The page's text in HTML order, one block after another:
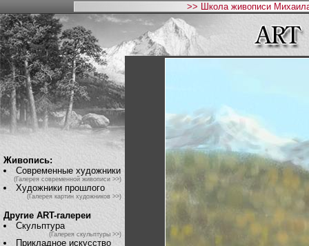
>> Школа живописи
Живопись:
Современные художники
(Галерея современной живописи >>)
Художники прошлого
(Галерея картин художников >>)
Другие ART-галереи
Скульптура
(Галерея скульптуры >>)
Прикладное искусство